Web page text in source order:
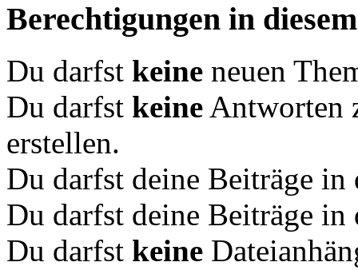
Berechtigungen in
Du darfst keine neuen
Du darfst keine Antworten
erstellen.
Du darfst deine Beiträge
Du darfst deine Beiträge
Du darfst keine